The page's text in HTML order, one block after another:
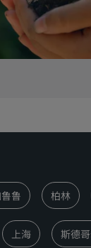
鲁 柏林
上海 斯德